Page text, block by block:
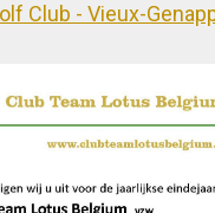
Club - Vieux-